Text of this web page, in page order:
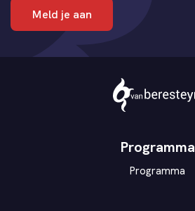
Meld je aan
Theater
Programma
Programma